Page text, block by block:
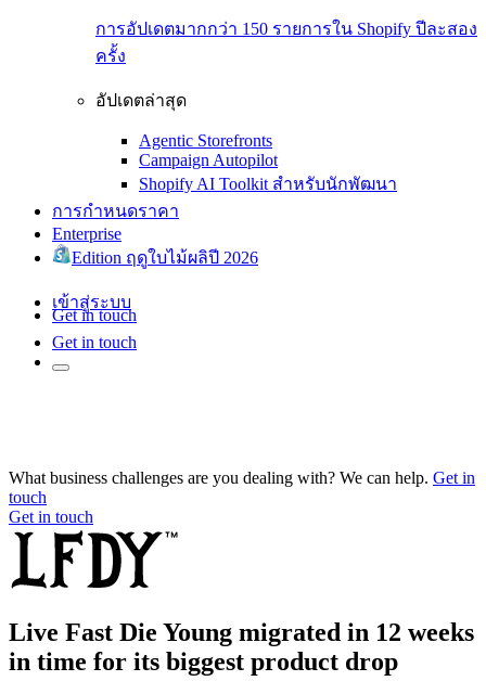
การอัปเดตมากกว่า 150 รายการใน Shopify ปีละสอง
ครั้ง
อัปเดตล่าสุด
Agentic Storefronts
Campaign Autopilot
Shopify AI Toolkit สำหรับนักพัฒนา
การกำหนดราคา
Enterprise
Edition ฤดูใบไม้ผลิปี 2026
เข้าสู่ระบบ
Get in touch
Get in touch
What business challenges are you dealing with? We can help. Get in
touch
Get in touch
Live Fast Die Young migrated in 12 weeks
in time for its biggest product drop